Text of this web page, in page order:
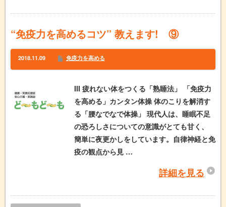
“免疫力を高めるコツ” 教えます! ⑨
2018.11.09 免疫力を高める
III 疲れない体をつくる「熟睡法」 「免疫力
を高める」カンタン体操 体のこりを解消す
る「腰なでなで体操」 現代人は、睡眠不足
の恐ろしさについての意識がとても甘く、
簡単に夜更かしをしています。自律神経と免
疫の観点から見 …
詳細を見る